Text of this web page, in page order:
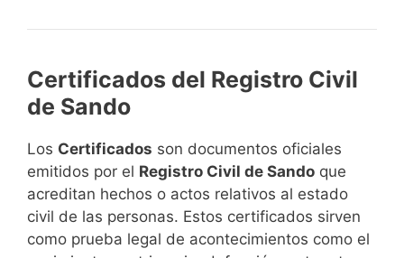
Certificados del Registro Civil
de Sando
Los Certificados son documentos oficiales
emitidos por el Registro Civil de Sando que
acreditan hechos o actos relativos al estado
civil de las personas. Estos certificados sirven
como prueba legal de acontecimientos como el